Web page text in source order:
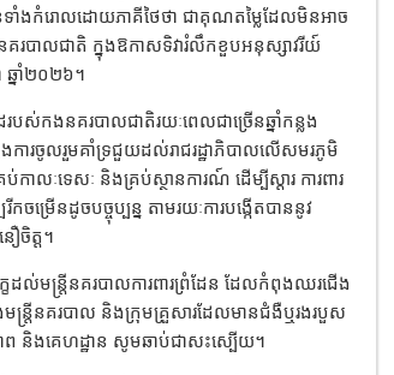
ទាំងកំរោលដោយភាគីថៃថា ជាគុណតម្លៃដែលមិនអាច
នគរបាលជាតិ ក្នុងឱកាសទិវារំលឹកខួបអនុស្សាវរីយ៍
ឆ្នាំ២០២៦។
បស់កងនគរបាលជាតិរយៈពេលជាច្រើនឆ្នាំកន្លង
ងការចូលរួមគាំទ្រជួយដល់រាជរដ្ឋាភិបាលលើសមរភូមិ
លៈទេសៈ និងគ្រប់ស្ថានការណ៍ ដើម្បីស្តារ ការពារ
ម្រើនដូចបច្ចុប្បន្ន តាមរយៈការបង្កើតបាននូវ
ចិត្ត។
ក្ខដល់មន្ត្រីនគរបាលការពារព្រំដែន ដែលកំពុងឈរជើង
មន្ត្រីនគរបាល និងក្រុមគ្រួសារដែលមានជំងឺឬរងរបួស
និងគេហដ្ឋាន សូមឆាប់ជាសះស្បើយ។